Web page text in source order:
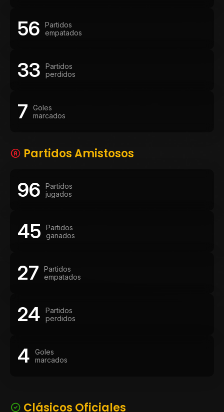
56
Partidos
empatados
33
Partidos
perdidos
7
Goles
marcados
Partidos Amistosos
96
Partidos
jugados
45
Partidos
ganados
27
Partidos
empatados
24
Partidos
perdidos
4
Goles
marcados
Clásicos Oficiales